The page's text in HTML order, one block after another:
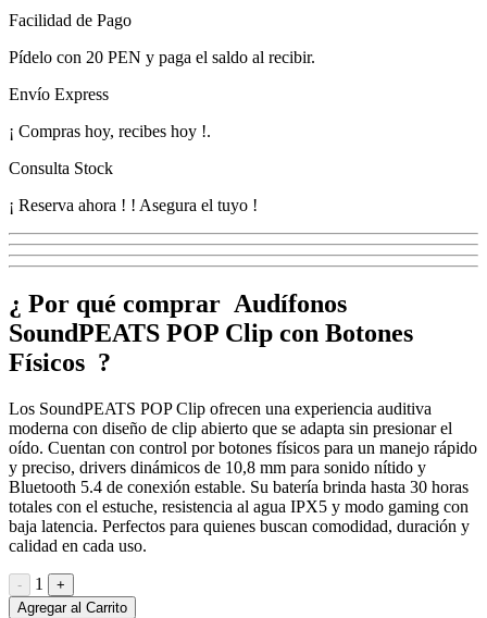
Facilidad de Pago
Pídelo con 20 PEN y paga el saldo al recibir.
Envío Express
¡ Compras hoy, recibes hoy !.
Consulta Stock
¡ Reserva ahora ! ! Asegura el tuyo !
¿ Por qué comprar Audífonos
SoundPEATS POP Clip con Botones
Físicos ?
Los SoundPEATS POP Clip ofrecen una experiencia auditiva
moderna con diseño de clip abierto que se adapta sin presionar el
oído. Cuentan con control por botones físicos para un manejo rápido
y preciso, drivers dinámicos de 10,8 mm para sonido nítido y
Bluetooth 5.4 de conexión estable. Su batería brinda hasta 30 horas
totales con el estuche, resistencia al agua IPX5 y modo gaming con
baja latencia. Perfectos para quienes buscan comodidad, duración y
calidad en cada uso.
- 1
+
Agregar al Carrito